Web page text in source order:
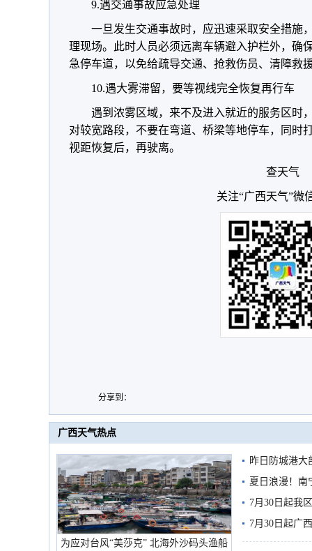
9.遇交通事故应急处理
一旦发生交通事故时，应迅速采取安全措施
理现场。此时人员必须远离车辆避入护栏外，确
急停车道，以免给疏导交通、抢救伤员、清障救
10.遇大雾滞留，要等视线完全恢复再行车
遇到浓雾区域，来不及进入就近的服务区时
对较宽路段，不要在弯道、桥梁等地停车，同时
视距恢复后，再驶离。
查天气
关注“广西天气”微
分享到：
广西天气热点
为应对台风“美莎克” 北海外沙码头渔船
昨日防城港大
雨
夏日浪漫！南
7月30日起我
7月30日起广